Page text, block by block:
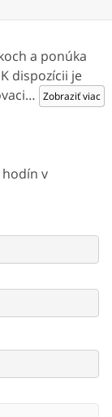
a ponúka
dispozícii je
… Zobraziť viac
v